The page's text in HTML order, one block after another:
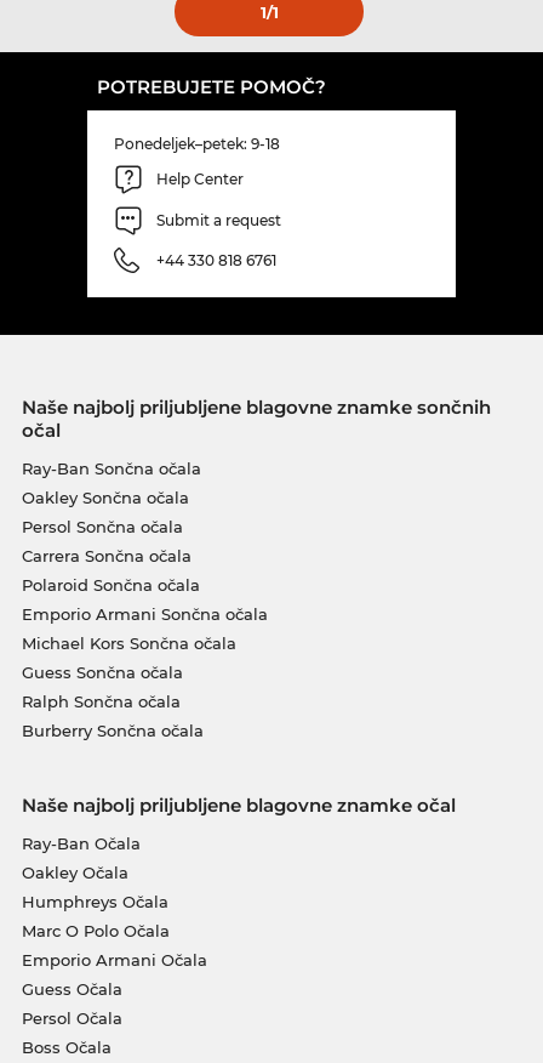
1/1
POTREBUJETE POMOČ?
Ponedeljek–petek: 9-18
Help Center
Submit a request
+44 330 818 6761
Naše najbolj priljubljene blagovne znamke sončnih
očal
Ray-Ban Sončna očala
Oakley Sončna očala
Persol Sončna očala
Carrera Sončna očala
Polaroid Sončna očala
Emporio Armani Sončna očala
Michael Kors Sončna očala
Guess Sončna očala
Ralph Sončna očala
Burberry Sončna očala
Naše najbolj priljubljene blagovne znamke očal
Ray-Ban Očala
Oakley Očala
Humphreys Očala
Marc O Polo Očala
Emporio Armani Očala
Guess Očala
Persol Očala
Boss Očala